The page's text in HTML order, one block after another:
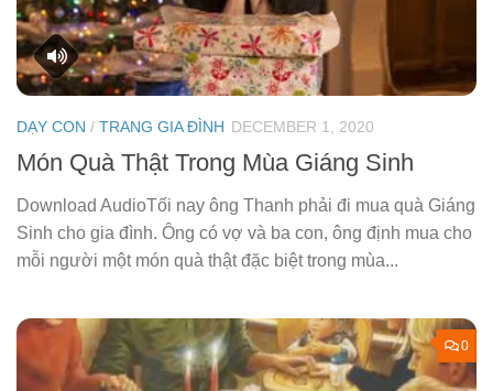
DẠY CON / TRANG GIA ĐÌNH DECEMBER 1, 2020
Món Quà Thật Trong Mùa Giáng Sinh
Download AudioTối nay ông Thanh phải đi mua quà Giáng
Sinh cho gia đình. Ông có vợ và ba con, ông định mua cho
mỗi người một món quà thật đặc biệt trong mùa...
0